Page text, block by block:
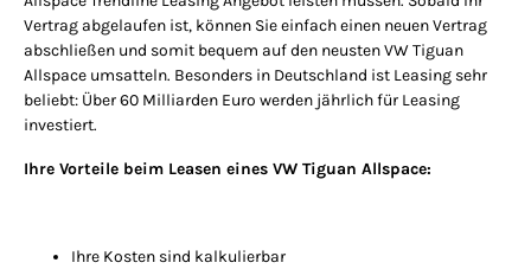
Vertrag abgelaufen ist, können Sie einfach einen neuen Vertrag
abschließen und somit bequem auf den neusten VW Tiguan
Allspace umsatteln. Besonders in Deutschland ist Leasing sehr
beliebt: Über 60 Milliarden Euro werden jährlich für Leasing
investiert.
Ihre Vorteile beim Leasen eines VW Tiguan Allspace:
Ihre Kosten sind kalkulierbar